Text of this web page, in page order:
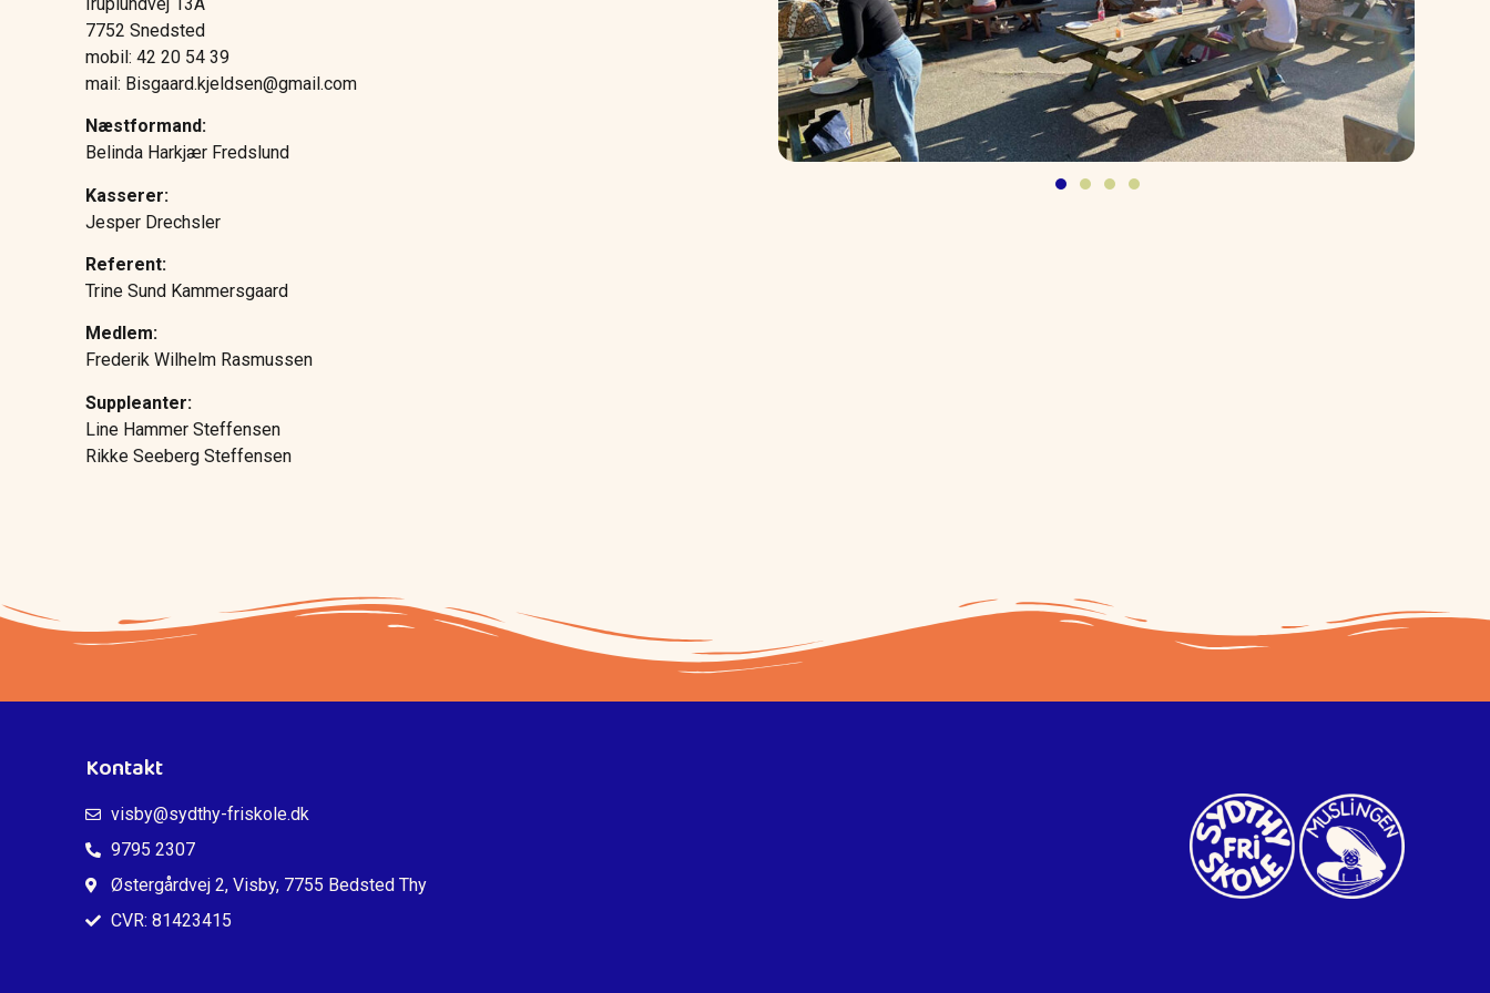
7752 Snedsted
mobil: 42 20 54 39
mail: Bisgaard.kjeldsen@gmail.com
Næstformand:
Belinda Harkjær Fredslund
Kasserer:
Jesper Drechsler
Referent:
Trine Sund Kammersgaard
Medlem:
Frederik Wilhelm Rasmussen
Suppleanter:
Line Hammer Steffensen
Rikke Seeberg Steffensen
Kontakt
visby@sydthy-friskole.dk
9795 2307
Østergårdvej 2, Visby, 7755 Bedsted Thy
CVR: 81423415